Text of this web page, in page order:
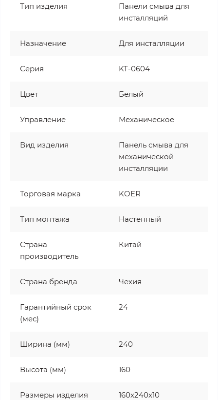
Тип изделия
Панели смыва для
инсталляций
Назначение Для инсталляции
Серия KT-0604
Цвет Белый
Управление Механическое
Вид изделия
Панель смыва для
механической
инсталляции
Торговая марка KOER
Тип монтажа Настенный
Страна
производитель
Китай
Страна бренда Чехия
Гарантийный срок
(мес)
24
Ширина (мм) 240
Высота (мм) 160
Размеры изделия
160x240x10